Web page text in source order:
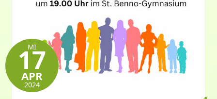
MI
17
APR
2024